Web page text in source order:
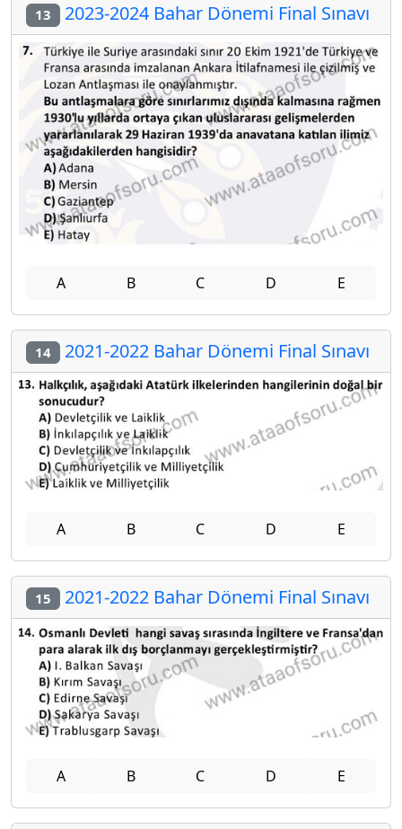
13 2023-2024 Bahar Dönemi Final Sınavı
A B C D E
14 2021-2022 Bahar Dönemi Final Sınavı
A B C D E
15 2021-2022 Bahar Dönemi Final Sınavı
A B C D E